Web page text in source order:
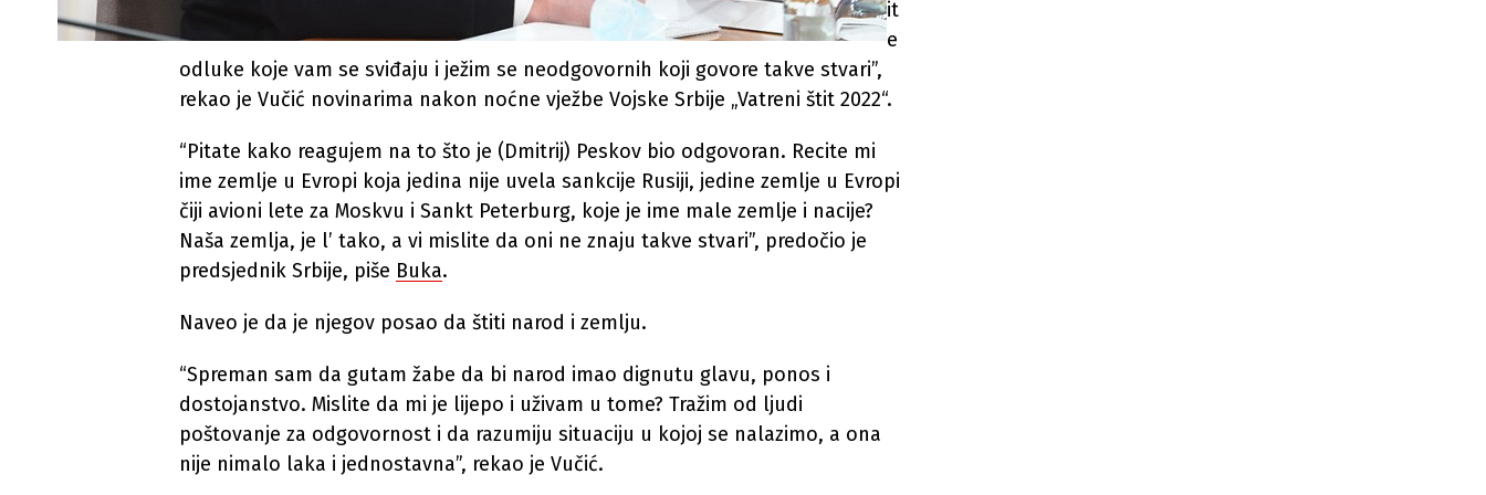
it
e
odluke koje vam se sviđaju i ježim se neodgovornih koji govore takve stvari”,
rekao je Vučić novinarima nakon noćne vježbe Vojske Srbije „Vatreni štit 2022“.
“Pitate kako reagujem na to što je (Dmitrij) Peskov bio odgovoran. Recite mi
ime zemlje u Evropi koja jedina nije uvela sankcije Rusiji, jedine zemlje u Evropi
čiji avioni lete za Moskvu i Sankt Peterburg, koje je ime male zemlje i nacije?
Naša zemlja, je l’ tako, a vi mislite da oni ne znaju takve stvari”, predočio je
predsjednik Srbije, piše Buka.
Naveo je da je njegov posao da štiti narod i zemlju.
“Spreman sam da gutam žabe da bi narod imao dignutu glavu, ponos i
dostojanstvo. Mislite da mi je lijepo i uživam u tome? Tražim od ljudi
poštovanje za odgovornost i da razumiju situaciju u kojoj se nalazimo, a ona
nije nimalo laka i jednostavna”, rekao je Vučić.